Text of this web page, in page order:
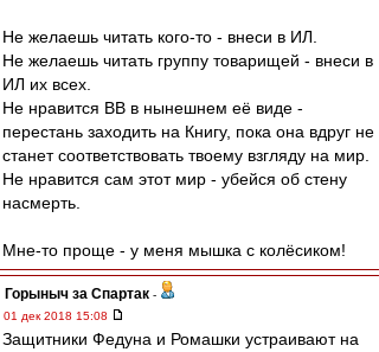
Не желаешь читать кого-то - внеси в ИЛ.
Не желаешь читать группу товарищей - внеси в
ИЛ их всех.
Не нравится ВВ в нынешнем её виде -
перестань заходить на Книгу, пока она вдруг не
станет соответствовать твоему взгляду на мир.
Не нравится сам этот мир - убейся об стену
насмерть.
Мне-то проще - у меня мышка с колёсиком!
Горыныч за Спартак -
01 дек 2018 15:08
Защитники Федуна и Ромашки устраивают на